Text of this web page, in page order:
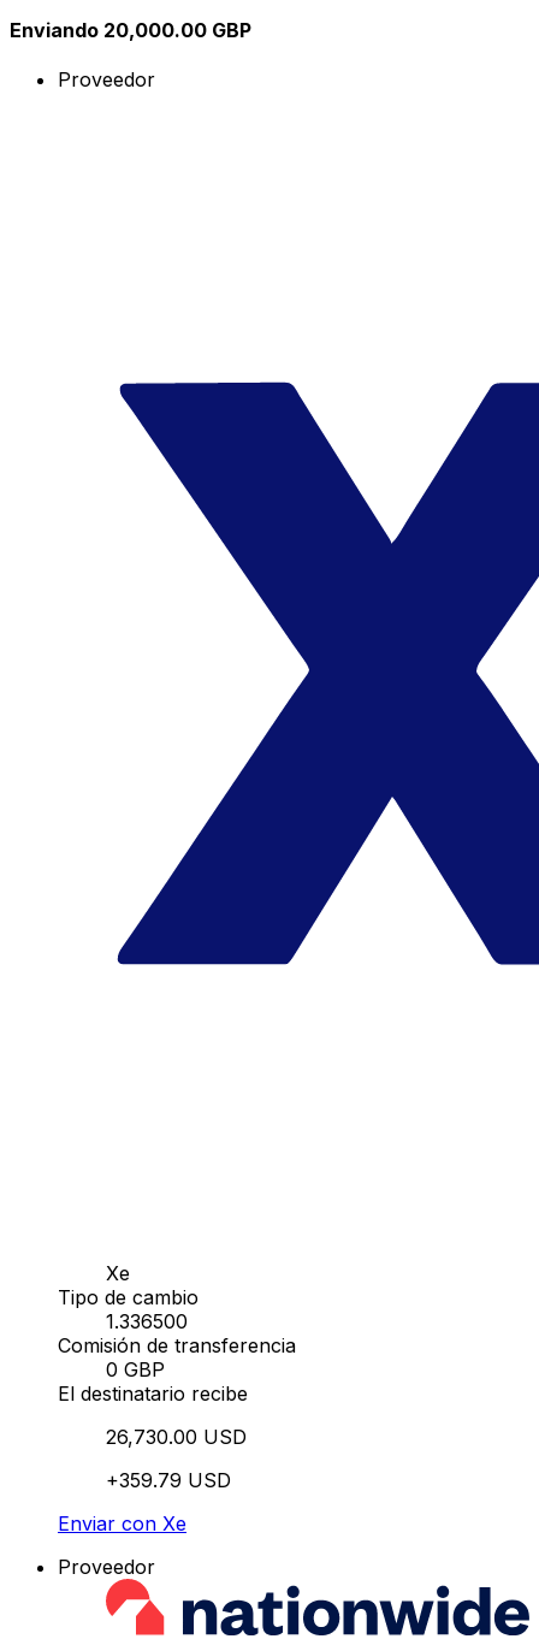
Enviando 20,000.00 GBP
Proveedor
Xe
Tipo de cambio
1.336500
Comisión de transferencia
0 GBP
El destinatario recibe
26,730.00 USD
+359.79 USD
Enviar con Xe
Proveedor